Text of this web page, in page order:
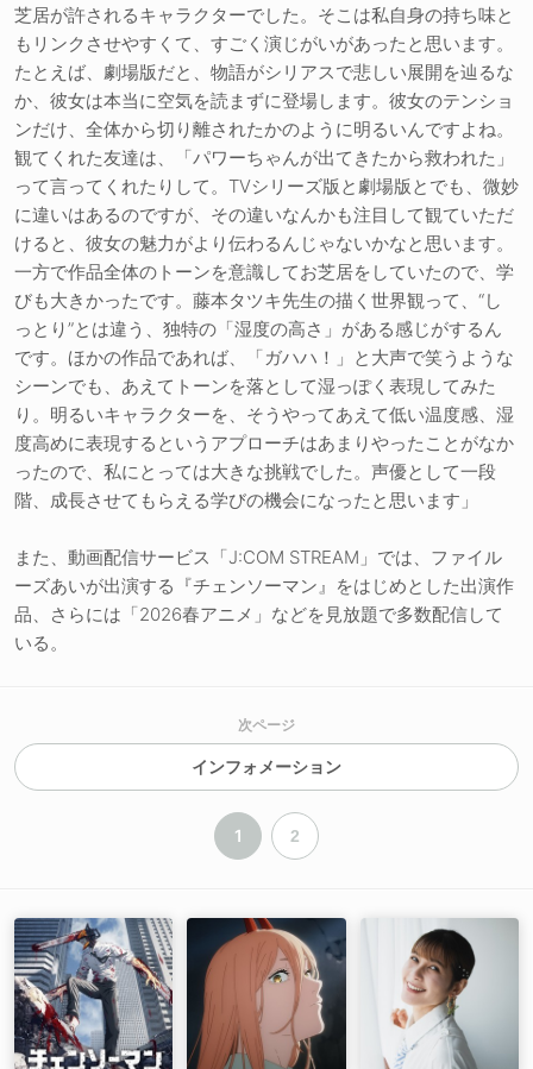
芝居が許されるキャラクターでした。そこは私自身の持ち味と
もリンクさせやすくて、すごく演じがいがあったと思います。
たとえば、劇場版だと、物語がシリアスで悲しい展開を辿るな
か、彼女は本当に空気を読まずに登場します。彼女のテンショ
ンだけ、全体から切り離されたかのように明るいんですよね。
観てくれた友達は、「パワーちゃんが出てきたから救われた」
って言ってくれたりして。TVシリーズ版と劇場版とでも、微妙
に違いはあるのですが、その違いなんかも注目して観ていただ
けると、彼女の魅力がより伝わるんじゃないかなと思います。
一方で作品全体のトーンを意識してお芝居をしていたので、学
びも大きかったです。藤本タツキ先生の描く世界観って、“し
っとり”とは違う、独特の「湿度の高さ」がある感じがするん
です。ほかの作品であれば、「ガハハ！」と大声で笑うような
シーンでも、あえてトーンを落として湿っぽく表現してみた
り。明るいキャラクターを、そうやってあえて低い温度感、湿
度高めに表現するというアプローチはあまりやったことがなか
ったので、私にとっては大きな挑戦でした。声優として一段
階、成長させてもらえる学びの機会になったと思います」
また、動画配信サービス「J:COM STREAM」では、ファイル
ーズあいが出演する『チェンソーマン』をはじめとした出演作
品、さらには「2026春アニメ」などを見放題で多数配信して
いる。
次ページ
インフォメーション
1 2